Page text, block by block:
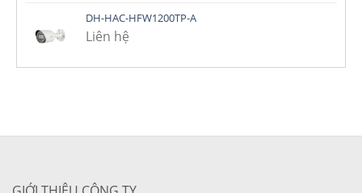
DH-HAC-HFW1200TP-A
Liên hệ